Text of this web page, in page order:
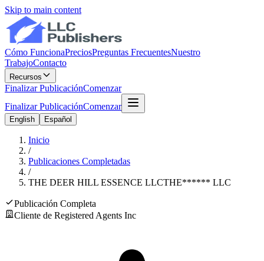
Skip to main content
Cómo FuncionaPreciosPreguntas FrecuentesNuestro
TrabajoContacto
Recursos
Finalizar PublicaciónComenzar
Finalizar PublicaciónComenzar
English Español
Inicio
/
Publicaciones Completadas
/
THE DEER HILL ESSENCE LLCTHE****** LLC
Publicación Completa
Cliente de Registered Agents Inc